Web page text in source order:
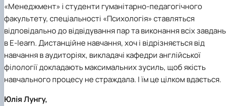
«Менеджмент» і студенти гуманітарно-педагогічного
факультету, спеціальності «Психологія» ставляться
відповідально до відвідування пар та виконання всіх завдань
в E-learn. Дистанційне навчання, хоч і відрізняється від
навчання в аудиторіях, викладачі кафедри англійської
філології докладають максимальних зусиль, щоб якість
навчального процесу не страждала. І їм це цілком вдається.
Юлія Лунгу,